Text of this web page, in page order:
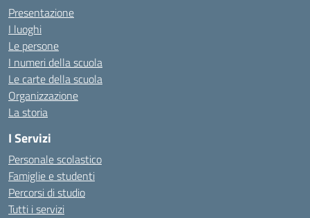
Presentazione
I luoghi
Le persone
I numeri della scuola
Le carte della scuola
Organizzazione
La storia
I Servizi
Personale scolastico
Famiglie e studenti
Percorsi di studio
Tutti i servizi